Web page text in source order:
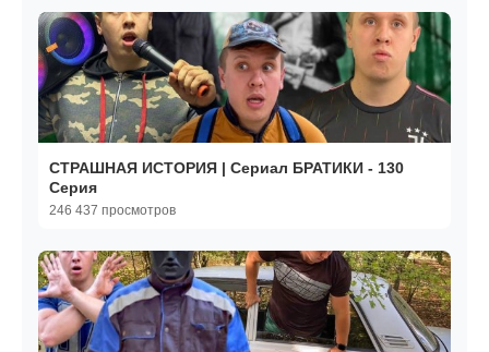
СТРАШНАЯ ИСТОРИЯ | Сериал БРАТИКИ - 130
Серия
246 437 просмотров